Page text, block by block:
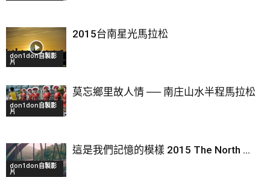
don1don自製影
片
2015台南星光馬拉松
don1don自製影
片
莫忘鄉里故人情 ── 南庄山水半程馬拉松
don1don自製影
片
這是我們記憶的模樣 2015 The North ...